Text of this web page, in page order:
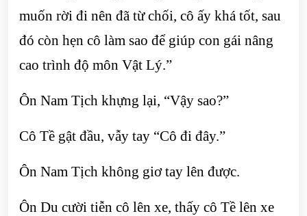
muốn rời đi nên đã từ chối, cô ấy khá tốt, sau
đó còn hẹn cô làm sao để giúp con gái nâng
cao trình độ môn Vật Lý.”
Ôn Nam Tịch khựng lại, “Vậy sao?”
Cô Tề gật đầu, vẫy tay “Cô đi đây.”
Ôn Nam Tịch không giơ tay lên được.
Ôn Du cười tiễn cô lên xe, thấy cô Tề lên xe